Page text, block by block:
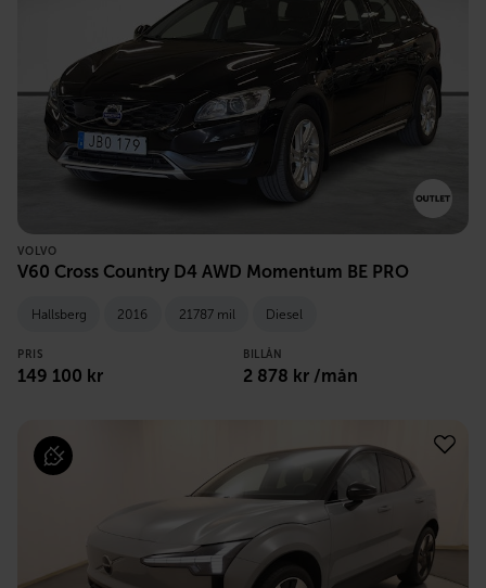
VOLVO
V60 Cross Country D4 AWD Momentum BE PRO
Hallsberg 2016 21787 mil Diesel
PRIS
149 100 kr
BILLÅN
2 878 kr /mån